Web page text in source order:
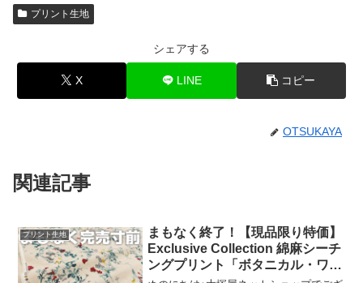
プリント生地
シェアする
X LINE コピー
OTSUKAYA
関連記事
プリント生地
まもなく終了！【現品限り特価】
Exclusive Collection 綿麻シーチ
ングプリント「ボタニカル・ワル